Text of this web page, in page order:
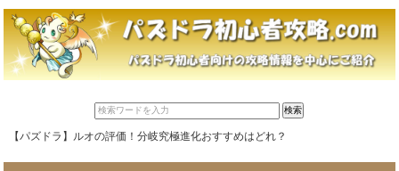
【パズドラ】ルオの評価！分岐究極進化おすすめはどれ？